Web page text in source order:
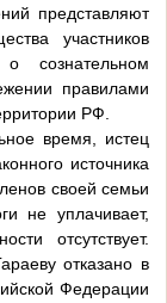
представляют
участников
о сознательном
правилами
РФ.
время, истец
источника
своей семьи
не уплачивает,
отсутствует.
отказано в
Федерации